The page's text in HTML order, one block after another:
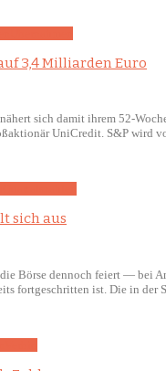
3,4 Milliarden Euro
sich damit ihrem 52-
UniCredit. S&P
sich aus
Börse dennoch feiert — bei
fortgeschritten ist. Die in der